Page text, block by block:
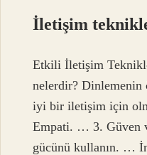
İletişim
Etkili İletişim
nelerdir?
iyi bir iletişim için
Empati. … 3. Güven
gücünü kullanın. …